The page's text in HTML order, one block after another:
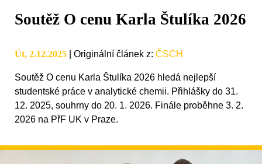
Soutěž O cenu Karla Štulíka 2026
Út, 2.12.2025 Originální článek z: ČSCH
Soutěž O cenu Karla Štulíka 2026 hledá nejlepší
studentské práce v analytické chemii. Přihlášky do 31.
12. 2025, souhrny do 20. 1. 2026. Finále proběhne 3. 2.
2026 na PřF UK v Praze.